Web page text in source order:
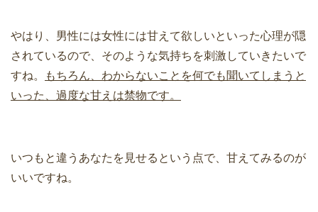
やはり、男性には女性には甘えて欲しいといった心理が隠
されているので、そのような気持ちを刺激していきたいで
すね。
もちろん、わからないことを何でも聞いてしまうと
いった、過度な甘えは禁物です。
いつもと違うあなたを見せるという点で、甘えてみるのが
いいですね。